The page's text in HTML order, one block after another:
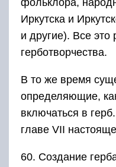
фольклора,
Иркутска и
и другие). Все это
герботворчества.
В то же время
определяющие,
включаться в
главе VII
60. Создание